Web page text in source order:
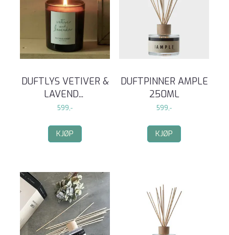
DUFTLYS VETIVER &
LAVEND...
599,-
KJØP
DUFTPINNER AMPLE
250ML
599,-
KJØP